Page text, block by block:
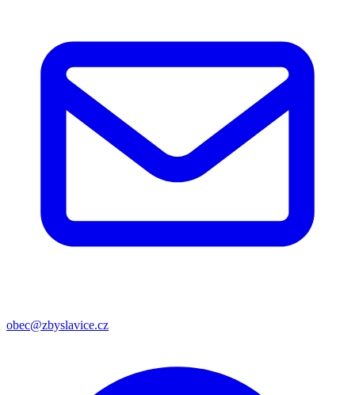
obec@zbyslavice.cz